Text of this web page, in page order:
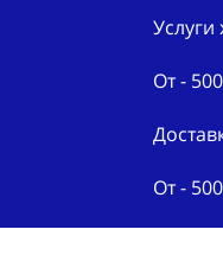
Услуги
От -
От -